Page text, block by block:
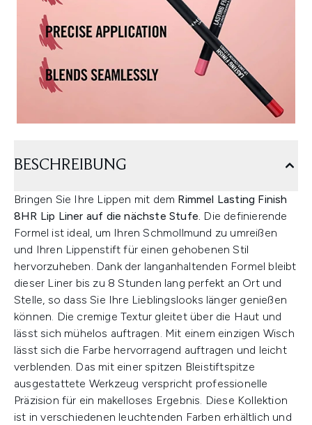
BESCHREIBUNG
Bringen Sie Ihre Lippen mit dem Rimmel Lasting Finish
8HR Lip Liner auf die nächste Stufe. Die definierende
Formel ist ideal, um Ihren Schmollmund zu umreißen
und Ihren Lippenstift für einen gehobenen Stil
hervorzuheben. Dank der langanhaltenden Formel bleibt
dieser Liner bis zu 8 Stunden lang perfekt an Ort und
Stelle, so dass Sie Ihre Lieblingslooks länger genießen
können. Die cremige Textur gleitet über die Haut und
lässt sich mühelos auftragen. Mit einem einzigen Wisch
lässt sich die Farbe hervorragend auftragen und leicht
verblenden. Das mit einer spitzen Bleistiftspitze
ausgestattete Werkzeug verspricht professionelle
Präzision für ein makelloses Ergebnis. Diese Kollektion
ist in verschiedenen leuchtenden Farben erhältlich und